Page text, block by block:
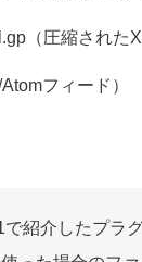
（圧縮された
フィード）
紹介したプラ